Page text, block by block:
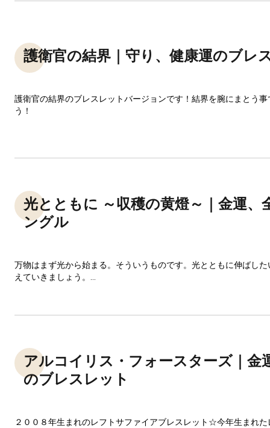
護衛官の結界｜守り、健康運のブレ
護衛官の結界のブレスレットバージョンです！結界を腕にまとう
う！
光とともに ～収穫の黄燈～｜金運、
ングル
万物はまず光から始まる。そういうものです。光とともに伸ばし
えていきましょう。...
アルコイリス・フォースターズ｜金
のブレスレット
２００８年生まれのレフトサファイアブレスレット☆今年生まれ